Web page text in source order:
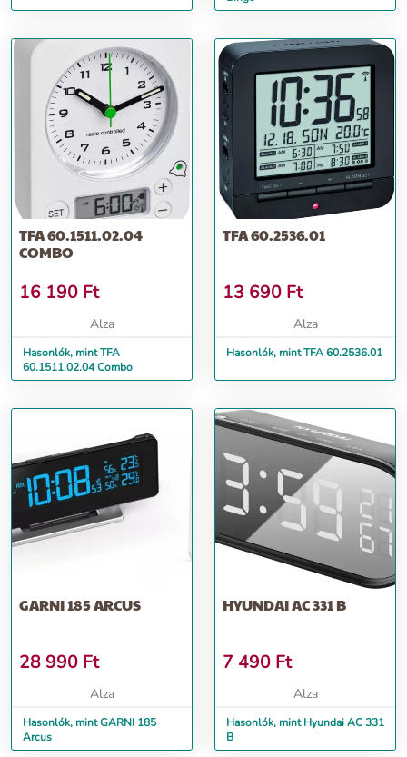
TFA 60.1511.02.04
COMBO
16 190 Ft
Alza
Hasonlók, mint TFA
60.1511.02.04 Combo
TFA 60.2536.01
13 690 Ft
Alza
Hasonlók, mint TFA 60.2536.01
GARNI 185 ARCUS
28 990 Ft
Alza
Hasonlók, mint GARNI 185
Arcus
HYUNDAI AC 331 B
7 490 Ft
Alza
Hasonlók, mint Hyundai AC 331
B